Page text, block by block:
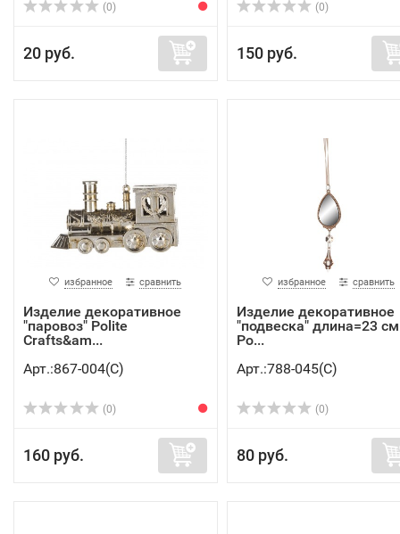
(0)
20 руб.
(0)
150 руб.
избранное сравнить
Изделие декоративное
"паровоз" Polite
Crafts&am...
Арт.:867-004(C)
(0)
160 руб.
избранное сравнить
Изделие декоративное
"подвеска" длина=23
Po...
Арт.:788-045(C)
(0)
80 руб.